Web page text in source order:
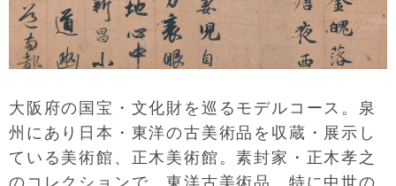
大阪府の国宝・文化財を巡るモデルコース。泉
州にあり日本・東洋の古美術品を収蔵・展示し
ている美術館、正木美術館。素封家・正木孝之
のコレクションで、東洋古美術品、特に中世の